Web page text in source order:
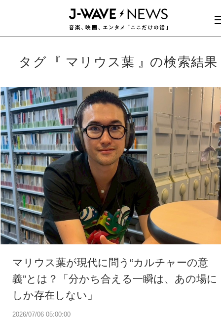
タグ マリウス葉 の検索結果
2026/07/06 05:00:00
マリウス葉が現代に問う“カルチャーの意
義”とは？「分かち合える一瞬は、あの場に
しか存在しない」